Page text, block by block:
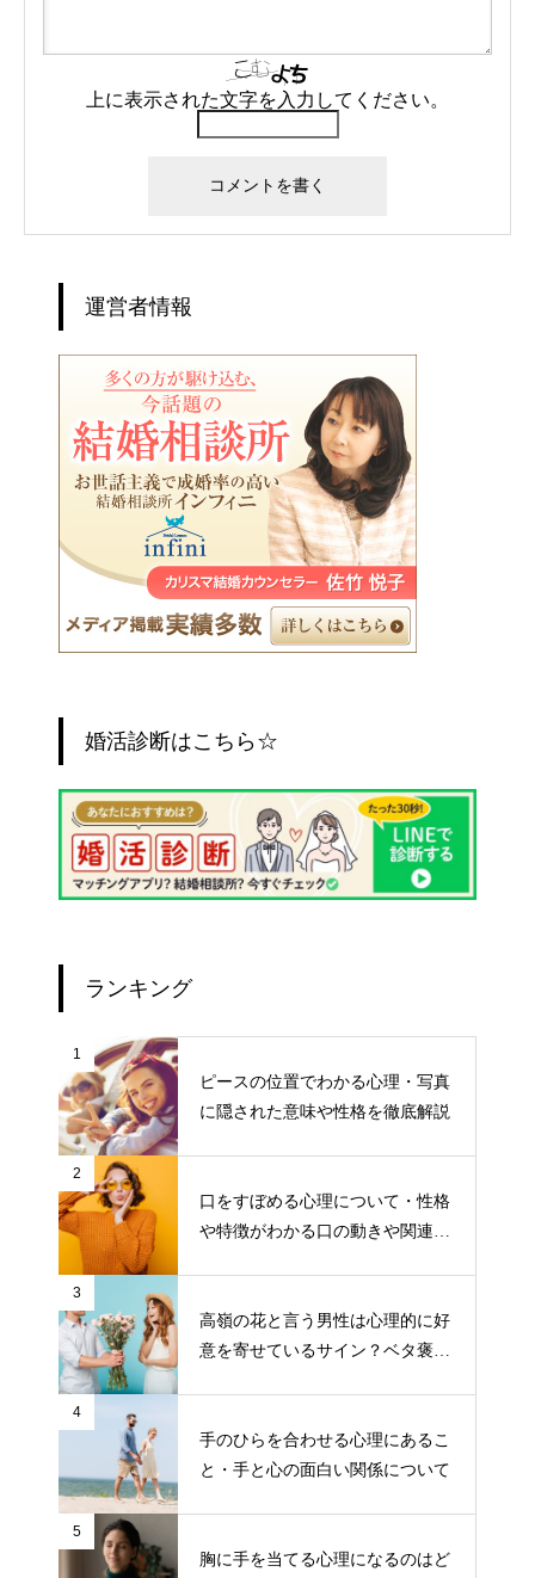
上に表示された文字を入力してください。
運営者情報
婚活診断はこちら☆
ランキング
1
ピースの位置でわかる心理・写真
に隠された意味や性格を徹底解説
2
口をすぼめる心理について・性格
や特徴がわかる口の動きや関連す
3
高嶺の花と言う男性は心理的に好
意を寄せているサイン？ベタ褒め
4
手のひらを合わせる心理にあるこ
と・手と心の面白い関係について
5
胸に手を当てる心理になるのはど